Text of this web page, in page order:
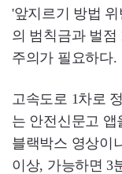
'앞지르기 방법
의 범칙금과 벌점
주의가 필요하다.
고속도로 1차로
는 안전신문고
블랙박스 영상이
이상, 가능하면 3